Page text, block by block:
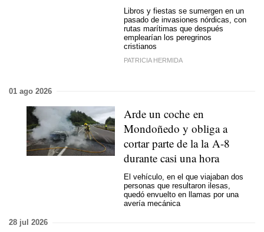
Libros y fiestas se sumergen en un
pasado de invasiones nórdicas, con
rutas marítimas que después
emplearían los peregrinos
cristianos
PATRICIA HERMIDA
01 ago 2026
Arde un coche en
Mondoñedo y obliga a
cortar parte de la la A-8
durante casi una hora
El vehículo, en el que viajaban dos
personas que resultaron ilesas,
quedó envuelto en llamas por una
avería mecánica
28 jul 2026